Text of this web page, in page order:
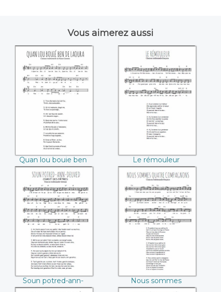
Vous aimerez aussi
Quan lou bouie
ben de laoura
Quan lou bouie ben
de laoura
Le rémouleur
Le rémouleur
Soun potred-ann-
deuved
Soun potred-ann-
Nous sommes
quatre
compagnons
Nous sommes